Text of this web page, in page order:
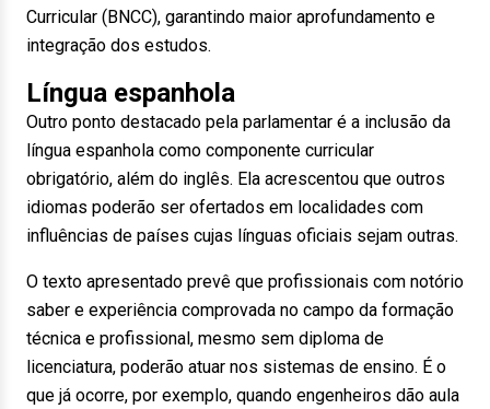
Curricular (BNCC), garantindo maior aprofundamento e
integração dos estudos.
Língua espanhola
Outro ponto destacado pela parlamentar é a inclusão da
língua espanhola como componente curricular
obrigatório, além do inglês. Ela acrescentou que outros
idiomas poderão ser ofertados em localidades com
influências de países cujas línguas oficiais sejam outras.
O texto apresentado prevê que profissionais com notório
saber e experiência comprovada no campo da formação
técnica e profissional, mesmo sem diploma de
licenciatura, poderão atuar nos sistemas de ensino. É o
que já ocorre, por exemplo, quando engenheiros dão aula